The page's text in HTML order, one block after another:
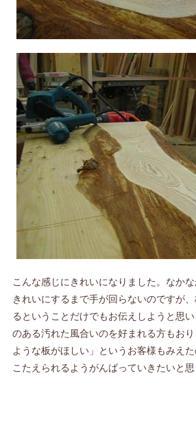
こんな感じにきれいになりました。なか
きれいにするまで手が回らないのですが
るということだけでもお伝えしようと思
のある汚れた風合いのを好まれる方もお
ような板がほしい」というお客様もみえ
こたえられるようがんばっていきたいと思